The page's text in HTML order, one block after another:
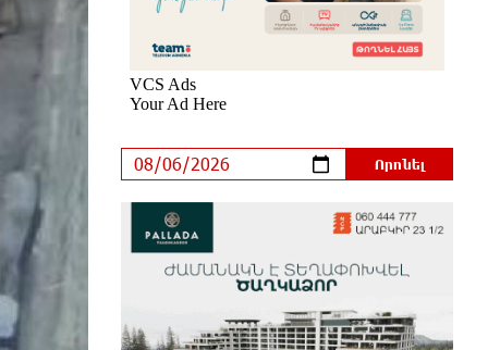
բերելու համար, քանի որ տեղ չկա,
հերթափոխով հներին ուղարկում են տնային
կալանքի․ Անահիտ Ադամյան
դար. պաշտպանենք մեր
եկեղեցին․ Մենուա Սողոմոնյան
Իրանն ու Օմանը համաձայնեցրել
են Հորմուզի նեղուցով նոր
երթուղու կոորդինատները
2 ժամ առաջ